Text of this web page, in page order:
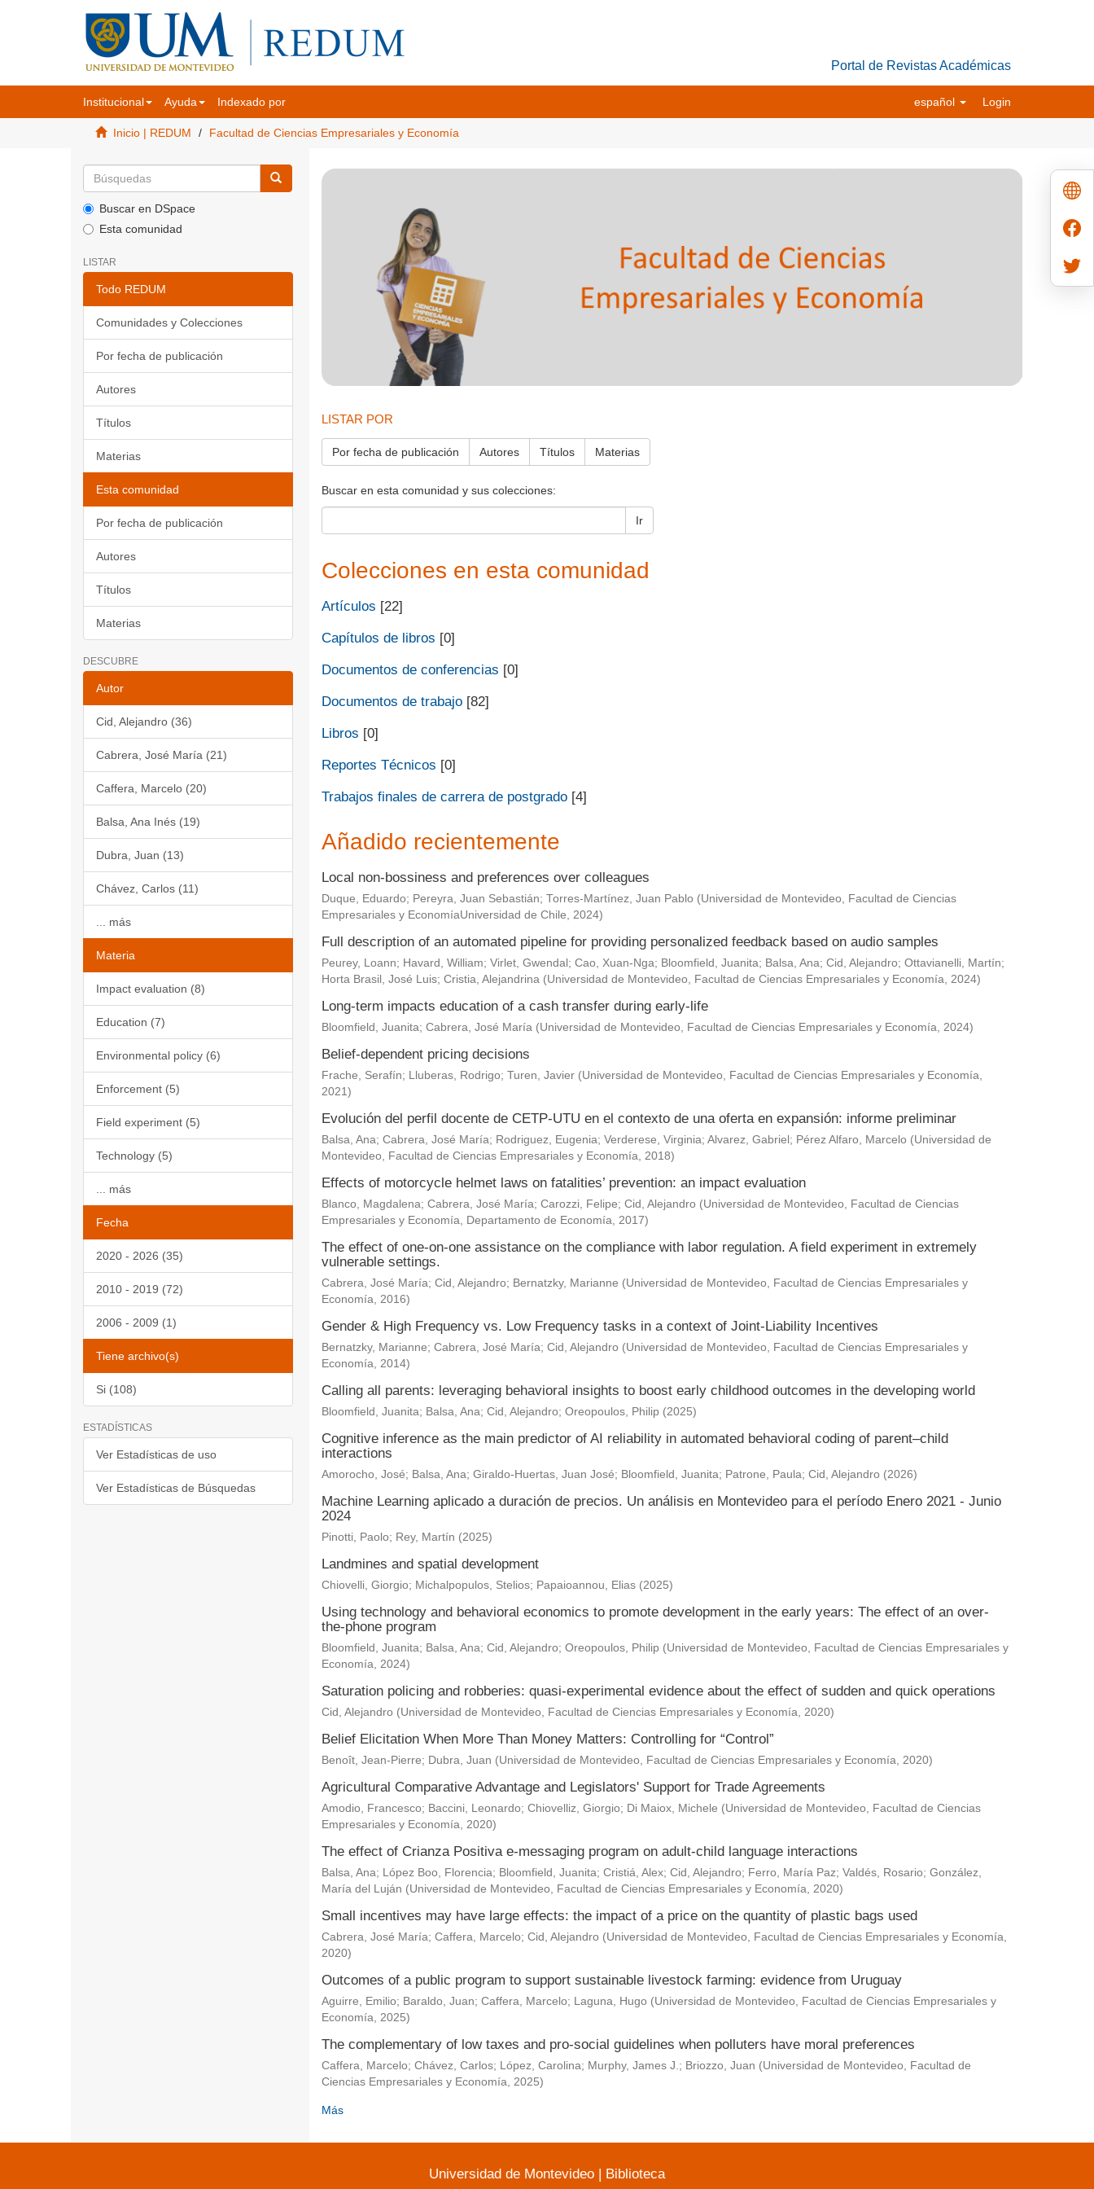
Portal de Revistas Académicas
Institucional Ayuda Indexado por español Login
Inicio | REDUM Facultad de Ciencias Empresariales y Economía
Buscar en DSpace
Esta comunidad
LISTAR
Todo REDUM
Comunidades y Colecciones
Por fecha de publicación
Autores
Títulos
Materias
Esta comunidad
Por fecha de publicación
Autores
Títulos
Materias
DESCUBRE
Autor
Cid, Alejandro (36)
Cabrera, José María (21)
Caffera, Marcelo (20)
Balsa, Ana Inés (19)
Dubra, Juan (13)
Chávez, Carlos (11)
... más
Materia
Impact evaluation (8)
Education (7)
Environmental policy (6)
Enforcement (5)
Field experiment (5)
Technology (5)
... más
Fecha
2020 - 2026 (35)
2010 - 2019 (72)
2006 - 2009 (1)
Tiene archivo(s)
Si (108)
ESTADÍSTICAS
Ver Estadísticas de uso
Ver Estadísticas de Búsquedas
LISTAR POR
Por fecha de publicación Autores Títulos Materias
Buscar en esta comunidad y sus colecciones:
Ir
Colecciones en esta comunidad
Artículos [22]
Capítulos de libros [0]
Documentos de conferencias [0]
Documentos de trabajo[82]
Libros [0]
Reportes Técnicos [0]
Trabajos finales de carrera de postgrado[4]
Añadido recientemente
Local non-bossiness and preferences over colleagues
Duque, Eduardo; Pereyra, Juan Sebastián; Torres-Martínez, Juan Pablo (Universidad de Montevideo, Facultad de Ciencias
Empresariales y EconomíaUniversidad de Chile, 2024)
Full description of an automated pipeline for providing personalized feedback based on audio samples
Peurey, Loann; Havard, William; Virlet, Gwendal ; Cao, Xuan-Nga; Bloomfield, Juanita; Balsa, Ana; Cid, Alejandro; Ottavianelli, Martín;
Horta Brasil, José Luis; Cristia, Alejandrina (Universidad de Montevideo, Facultad de Ciencias Empresariales y Economía, 2024)
Long-term impacts education of a cash transfer during early-life
Bloomfield, Juanita; Cabrera, José María (Universidad de Montevideo, Facultad de Ciencias Empresariales y Economía, 2024)
Belief-dependent pricing decisions
Frache, Serafín; Lluberas, Rodrigo; Turen, Javier (Universidad de Montevideo, Facultad de Ciencias Empresariales y Economía,
2021)
Evolución del perfil docente de CETP-UTU en el contexto de una oferta en expansión: informe preliminar
Balsa, Ana; Cabrera, José María; Rodriguez, Eugenia; Verderese, Virginia; Alvarez, Gabriel ; Pérez Alfaro, Marcelo (Universidad de
Montevideo, Facultad de Ciencias Empresariales y Economía, 2018)
Effects of motorcycle helmet laws on fatalities’ prevention: an impact evaluation
Blanco, Magdalena; Cabrera, José María; Carozzi, Felipe; Cid, Alejandro (Universidad de Montevideo, Facultad de Ciencias
Empresariales y Economía, Departamento de Economía, 2017)
The effect of one-on-one assistance on the compliance with labor regulation. A field experiment in extremely
vulnerable settings.
Cabrera, José María; Cid, Alejandro; Bernatzky, Marianne (Universidad de Montevideo, Facultad de Ciencias Empresariales y
Economía, 2016)
Gender & High Frequency vs. Low Frequency tasks in a context of Joint-Liability Incentives
Bernatzky, Marianne; Cabrera, José María; Cid, Alejandro (Universidad de Montevideo, Facultad de Ciencias Empresariales y
Economía, 2014)
Calling all parents: leveraging behavioral insights to boost early childhood outcomes in the developing world
Bloomfield, Juanita; Balsa, Ana; Cid, Alejandro; Oreopoulos, Philip (2025)
Cognitive inference as the main predictor of AI reliability in automated behavioral coding of parent–child
interactions
Amorocho, José; Balsa, Ana; Giraldo-Huertas, Juan José; Bloomfield, Juanita; Patrone, Paula; Cid, Alejandro (2026)
Machine Learning aplicado a duración de precios. Un análisis en Montevideo para el período Enero 2021 - Junio
2024
Pinotti, Paolo; Rey, Martín (2025)
Landmines and spatial development
Chiovelli, Giorgio; Michalpopulos, Stelios; Papaioannou, Elias (2025)
Using technology and behavioral economics to promote development in the early years: The effect of an over-
the-phone program
Bloomfield, Juanita; Balsa, Ana; Cid, Alejandro; Oreopoulos, Philip (Universidad de Montevideo, Facultad de Ciencias Empresariales y
Economía, 2024)
Saturation policing and robberies: quasi-experimental evidence about the effect of sudden and quick operations
Cid, Alejandro (Universidad de Montevideo, Facultad de Ciencias Empresariales y Economía, 2020)
Belief Elicitation When More Than Money Matters: Controlling for “Control”
Benoît, Jean-Pierre; Dubra, Juan (Universidad de Montevideo, Facultad de Ciencias Empresariales y Economía, 2020)
Agricultural Comparative Advantage and Legislators' Support for Trade Agreements
Amodio, Francesco; Baccini, Leonardo; Chiovelliz, Giorgio; Di Maiox, Michele (Universidad de Montevideo, Facultad de Ciencias
Empresariales y Economía, 2020)
The effect of Crianza Positiva e-messaging program on adult-child language interactions
Balsa, Ana; López Boo, Florencia; Bloomfield, Juanita; Cristiá, Alex; Cid, Alejandro; Ferro, María Paz; Valdés, Rosario; González,
María del Luján (Universidad de Montevideo, Facultad de Ciencias Empresariales y Economía, 2020)
Small incentives may have large effects: the impact of a price on the quantity of plastic bags used
Cabrera, José María; Caffera, Marcelo; Cid, Alejandro (Universidad de Montevideo, Facultad de Ciencias Empresariales y Economía,
2020)
Outcomes of a public program to support sustainable livestock farming: evidence from Uruguay
Aguirre, Emilio; Baraldo, Juan; Caffera, Marcelo; Laguna, Hugo (Universidad de Montevideo, Facultad de Ciencias Empresariales y
Economía, 2025)
The complementary of low taxes and pro-social guidelines when polluters have moral preferences
Caffera, Marcelo; Chávez, Carlos; López, Carolina; Murphy, James J.; Briozzo, Juan (Universidad de Montevideo, Facultad de
Ciencias Empresariales y Economía, 2025)
Más
Universidad de Montevideo | Biblioteca